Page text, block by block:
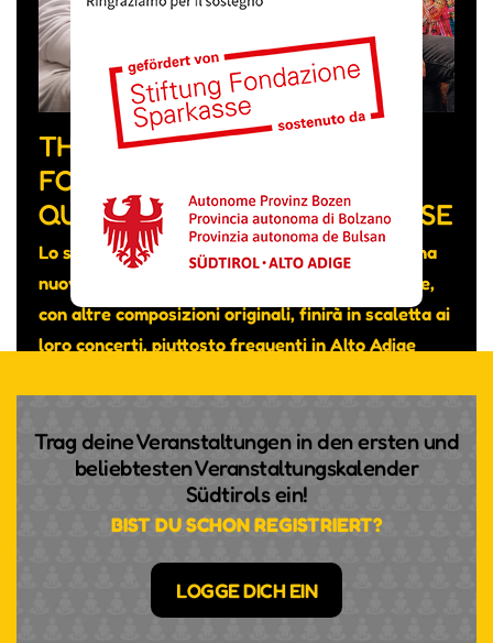
THE FEVER WEEK, LA BAND
FORMATA DA MUSICISTI DI
QUATTRO NAZIONALITÀ DIVERSE
Lo scorso mese hanno pubblicato su YouTube una
nuova canzone intitolata “Really don’t care” che,
con altre composizioni originali, finirà in scaletta ai
loro concerti, piuttosto frequenti in Alto Adige
Trag deine Veranstaltungen in den ersten und
beliebtesten Veranstaltungskalender
Südtirols ein!
BIST DU SCHON REGISTRIERT?
LOGGE DICH EIN